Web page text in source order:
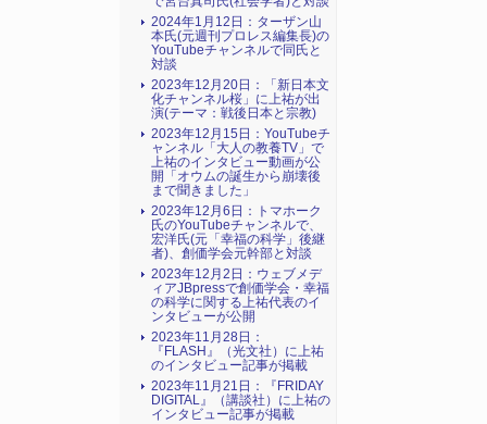
2024年1月12日：ターザン山
本氏(元週刊プロレス編集長)の
YouTubeチャンネルで同氏と
対談
2023年12月20日：「新日本文
化チャンネル桜」に上祐が出
演(テーマ：戦後日本と宗教)
2023年12月15日：YouTubeチ
ャンネル「大人の教養TV」で
上祐のインタビュー動画が公
開「オウムの誕生から崩壊後
まで聞きました」
2023年12月6日：トマホーク
氏のYouTubeチャンネルで、
宏洋氏(元「幸福の科学」後継
者)、創価学会元幹部と対談
2023年12月2日：ウェブメデ
ィアJBpressで創価学会・幸福
の科学に関する上祐代表のイ
ンタビューが公開
2023年11月28日：
『FLASH』（光文社）に上祐
のインタビュー記事が掲載
2023年11月21日：『FRIDAY
DIGITAL』（講談社）に上祐の
インタビュー記事が掲載